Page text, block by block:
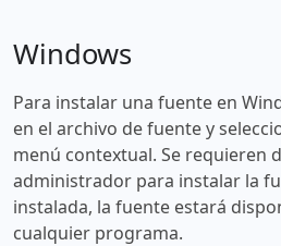
Windows
Para instalar una fuente en
en el archivo de fuente y
menú contextual. Se requieren
administrador para instalar la
instalada, la fuente estará
cualquier programa.